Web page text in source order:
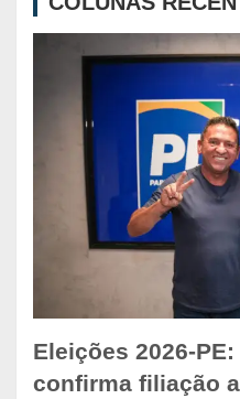
Eleições 2026-
confirma filiação